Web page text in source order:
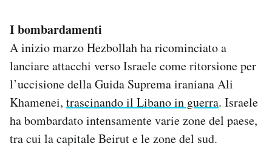
I bombardamenti
A inizio marzo Hezbollah ha ricominciato a
lanciare attacchi verso Israele come ritorsione per
l’uccisione della Guida Suprema iraniana Ali
Khamenei, trascinando il Libano in guerra. Israele
ha bombardato intensamente varie zone del paese,
tra cui la capitale Beirut e le zone del sud.